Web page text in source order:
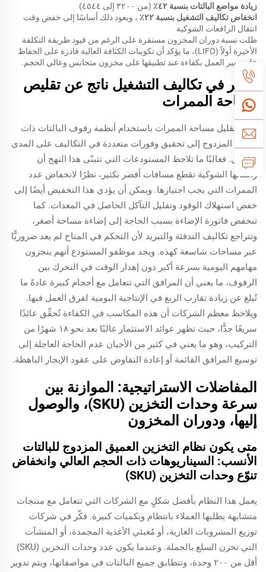
زيادة مواضع البالتات بنسبة ٤٢٪
(من ٣٢٠٠ إلى ٤٥٤٤)
انخفاض تكاليف التشغيل بنسبة ٢٢٪
، ويعود ذلك أساسًا إلى خفض وقت
انتقال الرافعات الشوكية
ظلت نسبة دوران المخزون مستقرة على الرغم من قيود طريقة التكلفة
الأخيرة أولاً (LIFO)، ما يؤكد أن تكوينات الكثافة العالية قادرة على الحفاظ
على سير العمل بكفاءة عند تطبيقها على مخزون متجانس وعالي الحجم.
توفير في تكاليف التشغيل ناتج عن تقليص
مساحة الممرات
يؤدي تقليل مساحة الممرات باستخدام أنظمة رفوف البالتات ذات
العمق المزدوج إلى تحقيق وفورات متعددة في التكاليف على المدى
الطويل. فغالبًا ما تلاحظ المستودعات التي تتبنّى هذا النهج أن
رافعاتها الشوكية تقطع مسافات أقصر بكثير، نظرًا لانخفاض عدد
الممرات التي يجب اجتيازها. ويمكن أن يؤدي هذا التخفيض أيضًا إلى
خفض استهلاك الوقود وتقليل التآكل الحاصل في المعدات. كما
تنخفض فاتورة الإضاءة بسبب الحاجة إلى إضاءة مساحة أصغر،
وتتراجع تكاليف التدفئة والتبريد لأن التحكم في المناخ لم يعد ضروريًّا
عبر مساحات شاسعة كهذه. ويجد موظفو المستودع أنهم ينجزون
مهامهم اليومية بسرعة أكبر دون إهدار الوقت في التحرك بين
الرفوف، ما يعني أن المرافق التي تتعامل مع أحجام كبيرة عادةً ما
تُبلغ عن زيادة تقارب الربع في الإنتاجية اليومية لفرق العمل فيها.
ويلاحظ معظم الشركات أن هذه المكاسب في الكفاءة تُحقِّق عائدًا
سريعًا جدًّا، حيث تظهر عوائد الاستثمار غالبًا بعد نحو ١٨ شهرًا من
التركيب، وهو ما يعني في كثير من الأحيان عدم الحاجة العاجلة إلى
توسيع المرافق القائمة أو إعادة التفاوض على عقود الإيجار الباهظة.
المفاضلات الاستراتيجية: الموازنة بين
سرعة وحدات التخزين (SKU)، والوصول
إليها، ودوران المخزون
متى يكون نظام التخزين العميق المزدوج للبالتات
الأنسب: السيناريوهات ذات الحجم العالي وانخفاض
تنوّع وحدات التخزين (SKU)
يعمل هذا النظام بأفضل شكلٍ مع الشركات التي تتعامل مع منتجات
متشابهة يطلبها العملاء بانتظام وبكميات كبيرة. فكّر في شركات
توزيع المشروبات الغازية، أو مُعبئي الأغذية المجمدة، أو المنشآت
التي تخزن السلع بالجملة. وعندما يكون عدد وحدات التخزين (SKU)
أقل من ٢٠٠ وحدة، وتتطابق جميع البالتات في مواصفاتها، ويتم تدوير